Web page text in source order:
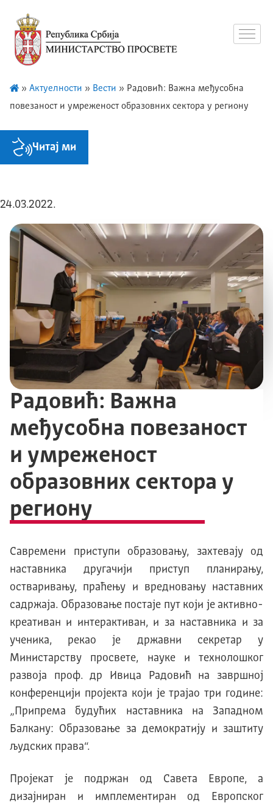
» Актуелности » Вести » Радовић: Важна међусобнa
повезаност и умреженост образовних сектора у региону
Читај ми
24.03.2022.
Радовић: Важна
међусобнa повезаност
и умреженост
образовних сектора у
региону
Савремени приступи образовању, захтевају од
наставника другачији приступ планирању,
остваривању, праћењу и вредновању наставних
садржаја. Образовање постаје пут који је активно-
креативан и интерактиван, и за наставника и за
ученика, рекао је државни секретар у
Министарству просвете, науке и технолошког
развоја проф. др Ивица Радовић на завршној
конференцији пројекта који је трајао три године:
„Припрема будућих наставника на Западном
Балкану: Образовање за демократију и заштиту
људских права“.
Пројекат је подржан од Савета Европе, а
дизајниран и имплементиран од Европског